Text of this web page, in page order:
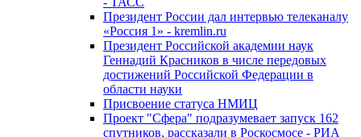
Президент России дал интервью телеканалу
«Россия 1» - kremlin.ru
Президент Российской академии наук
Геннадий Красников в числе передовых
достижений Российской Федерации в
области науки
Присвоение статуса НМИЦ
Проект "Сфера" подразумевает запуск 162
спутников, рассказали в Роскосмосе - РИА